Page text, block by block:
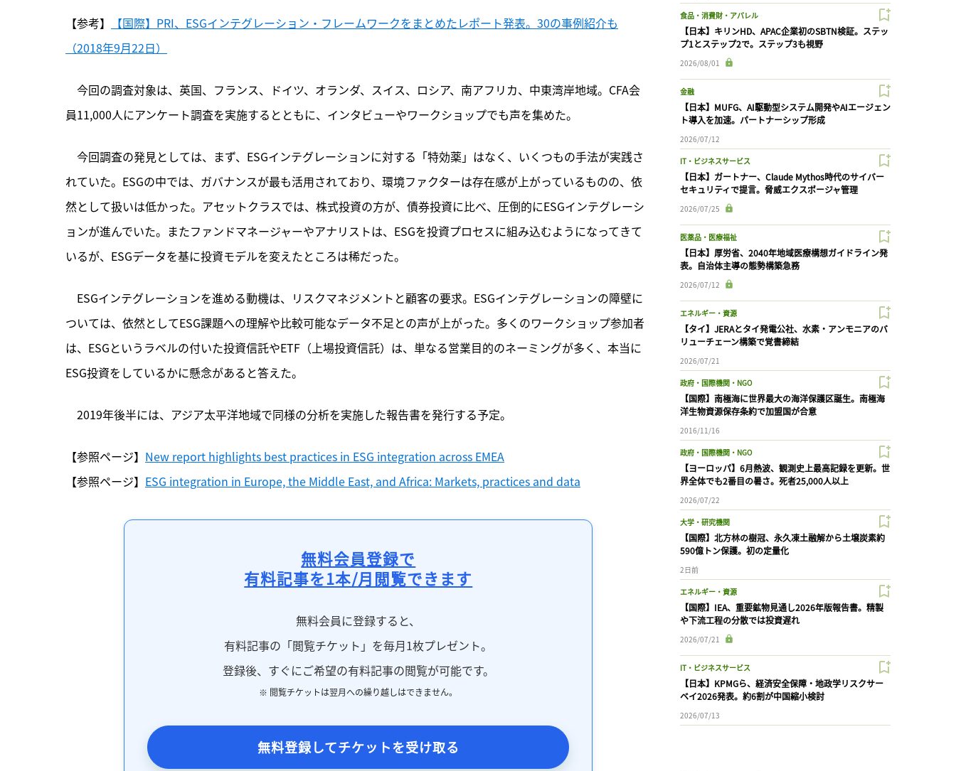
【参考】
【国際】PRI、ESGインテグレーション・フレームワークをまとめたレポート発表。30の事例紹介も
（2018年9月22日）
今回の調査対象は、英国、フランス、ドイツ、オランダ、スイス、ロシア、南アフリカ、中東湾岸地域。CFA会
員11,000人にアンケート調査を実施するとともに、インタビューやワークショップでも声を集めた。
今回調査の発見としては、
まず、ESGインテグレーションに対する「特効薬」はなく、いくつもの手法が実践さ
れていた。ESGの中では、ガバナンスが最も活用されており、環境ファクターは存在感が上がっているものの、依
然として扱いは低かった。アセットクラスでは、株式投資の方が、債券投資に比べ、圧倒的にESGインテグレーシ
ョンが進んでいた。またファンドマネージャーやアナリストは、ESGを投資プロセスに組み込むようになってきて
いるが、ESGデータを基に投資モデルを変えたところは稀だった。
ESGインテグレーションを進める動機は、リスクマネジメントと顧客の要求。ESGインテグレーションの障壁に
ついては、依然としてESG課題への理解や比較可能なデータ不足との声が上がった。多くのワークショップ参加者
は、ESGというラベルの付いた投資信託やETF（上場投資信託）は、単なる営業目的のネーミングが多く、本当に
ESG投資をしているかに懸念があると答えた。
2019年後半には、アジア太平洋地域で同様の分析を実施した報告書を発行する予定。
【参照ページ】 New report highlights best practices in ESG integration across EMEA
【参照ページ】 ESG integration in Europe, the Middle East, and Africa: Markets, practices and data
無料会員登録で
有料記事を1本/月閲覧できます
無料会員に登録すると、
有料記事の「閲覧チケット」を毎月1枚プレゼント。
登録後、すぐにご希望の有料記事の閲覧が可能です。
※ 閲覧チケットは翌月への繰り越しはできません。
無料登録してチケットを受け取る
食品・消費財・アパレル
【日本】キリンHD、APAC企業初のSBTN検証。ステッ
プ1とステップ2で。ステップ3も視野
2026/08/01
金融
【日本】MUFG、AI駆動型システム開発やAIエージェン
ト導入を加速。パートナーシップ形成
2026/07/12
IT・ビジネスサービス
【日本】ガートナー、Claude Mythos時代のサイバー
セキュリティで提言。脅威エクスポージャ管理
2026/07/25
医薬品・医療福祉
【日本】厚労省、2040年地域医療構想ガイドライン発
表。自治体主導の態勢構築急務
2026/07/12
エネルギー・資源
【タイ】JERAとタイ発電公社、水素・アンモニアのバ
リューチェーン構築で覚書締結
2026/07/21
政府・国際機関・NGO
【国際】南極海に世界最大の海洋保護区誕生。南極海
洋生物資源保存条約で加盟国が合意
2016/11/16
政府・国際機関・NGO
【ヨーロッパ】6月熱波、観測史上最高記録を更新。世
界全体でも2番目の暑さ。死者25,000人以上
2026/07/22
大学・研究機関
【国際】北方林の樹冠、永久凍土融解から土壌炭素約
590億トン保護。初の定量化
2日前
エネルギー・資源
【国際】IEA、重要鉱物見通し2026年版報告書。精製
や下流工程の分散では投資遅れ
2026/07/21
IT・ビジネスサービス
【日本】KPMGら、経済安全保障・地政学リスクサー
ベイ2026発表。約6割が中国縮小検討
2026/07/13